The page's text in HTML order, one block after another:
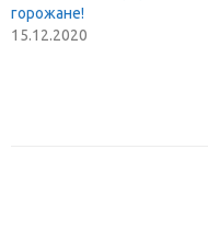
горожане!
15.12.2020